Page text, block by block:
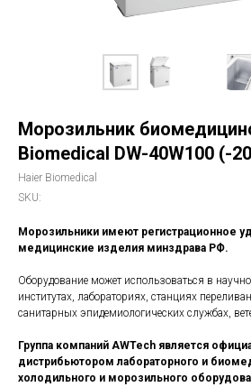
Морозильник
Biomedical DW-40W100 (-
Haier Biomedical
SKU:
Морозильники имеют регистрационное
медицинские изделия минздрава РФ.
Оборудование может использоваться в
институтах, лабораториях, станциях
санитарных эпидемиологических службах,
Группа компаний AWTech является
дистрибьютором лабораторного и
холодильного и морозильного